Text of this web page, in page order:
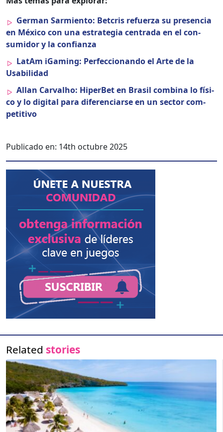
Ger­man Sarmien­to: Bet­cris refuerza su pres­en­cia
en Méx­i­co con una estrate­gia cen­tra­da en el con­
sum­i­dor y la con­fi­an­za
LatAm iGam­ing: Per­fec­cio­nan­do el Arte de la
Usabil­i­dad
Allan Car­val­ho: Hiper­Bet en Brasil com­bi­na lo físi­
co y lo dig­i­tal para difer­en­cia­rse en un sec­tor com­
pet­i­ti­vo
Publicado en: 14th octubre 2025
Related stories